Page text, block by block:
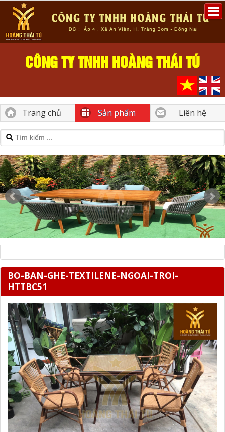
CÔNG TY TNHH HOÀNG THÁI TÚ
Trang chủ Sản phẩm Liên hệ
BO-BAN-GHE-TEXTILENE-NGOAI-TROI-
HTTBC51